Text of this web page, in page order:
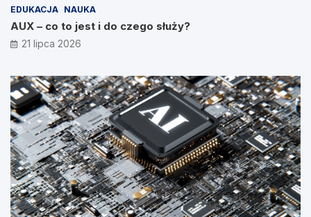
EDUKACJA NAUKA
AUX – co to jest i do czego służy?
21 lipca 2026